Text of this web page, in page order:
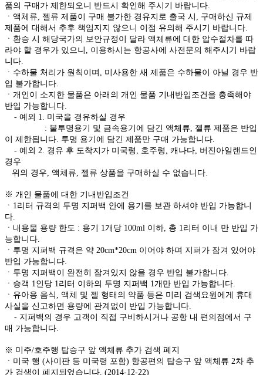
품의 구매가 제한되오니 반드시 확인해 주시기 바랍니다.
ㆍ액체류, 젤류 제품이 구매 불가한 경유지로 출국 시, 구매하신 규제
제품에 대해서 추후 책임지지 않으니 이점 유의해 주시기 바랍니다.
ㆍ환승 시 해당국가의 보안규정이 달라 액체류에 대한 압수절차를 따
라야 할 경우가 있으니, 이용하시는 항공사에 사전문의 해주시기 바랍
니다.
ㆍ수하물 처리가 원칙이며, 미사용한 새 제품은 수하물이 아닐 경우 반
입 불가합니다.
ㆍ개인이 소지한 물품은 아래의 개인 물품 기내반입조건을 충족해야
반입 가능합니다.
- 예외 1. 미국을 경유하실 경우
: 불투명용기 및 금속용기에 담긴 액체류, 젤류 제품은 반입
이 제한됩니다. 투명 용기에 담긴 제품만 구매 가능합니다.
- 예외 2. 경유 후 도착지가 미국령, 호주령, 캐나다, 버진아일랜드인
경우
위의 경우, 액체류, 젤류 상품을 구매하실 수 없습니다.
※ 개인 물품에 대한 기내반입조건
ㆍ1리터 규격의 투명 지퍼백 안에 용기를 보관 하셔야 반입 가능합니
다.
ㆍ내용물 용량 한도 : 용기 1개당 100ml 이하, 총 1리터 이내 만 반입 가
능합니다.
ㆍ투명 지퍼백 규격은 약 20cm*20cm 이어야 하며 지퍼가 잠겨 있어야
반입 가능합니다.
ㆍ투명 지퍼백이 완전히 잠겨있지 않을 경우 반입 불가합니다.
ㆍ승객 1인당 1리터 이하의 투명 지퍼백 1개만 반입 가능합니다.
ㆍ유아용 음식, 액체 및 젤 형태의 약품 등은 미리 검색요원에게 휴대
사실을 신고하면 용량에 관계없이 반입 가능합니다.
- 지퍼백의 경우 고객이 직접 구비하시거나 공항 내 편의점에서 구
매 가능합니다.
※ 미주/호주행 탑승구 앞 액체류 추가 검색 폐지
ㆍ미국 행 (사이판 등 미국령 포함) 항공편의 탑승구 앞 액체류 2차 추
가 검색이 폐지되었습니다. (2014-12-22)